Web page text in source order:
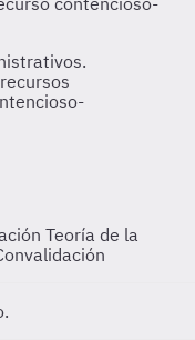
Teoría de la